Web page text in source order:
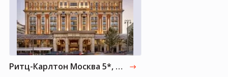
Ритц-Карлтон Москва 5*, Москва